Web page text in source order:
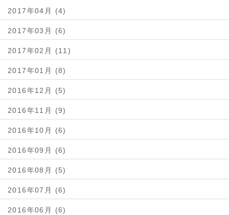
2017年04月 (4)
2017年03月 (6)
2017年02月 (11)
2017年01月 (8)
2016年12月 (5)
2016年11月 (9)
2016年10月 (6)
2016年09月 (6)
2016年08月 (5)
2016年07月 (6)
2016年06月 (6)